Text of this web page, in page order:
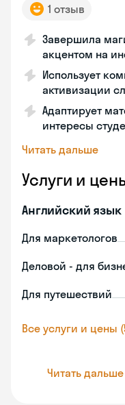
1 отзыв
Завершила
акцентом на
Использует
активизации
Адаптирует
интересы
Читать дальше
Услуги и
Английский язык
Для маркетологов
Деловой - для
Для путешествий
Все услуги и цены
Читать дальше